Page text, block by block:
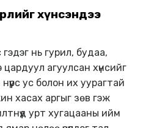
хүнсэндээ
гэдэг нь гурил, будаа,
агуулсан хүнсийг
ус болон их уурагтай
хасах аргыг зөв гэж
урт хугацааны ийм